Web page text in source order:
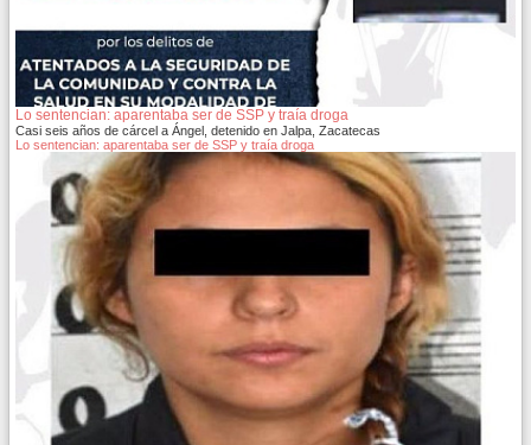
Lo sentencian: aparentaba ser de SSP y traía droga
Casi seis años de cárcel a Ángel, detenido en Jalpa, Zacatecas
Lo sentencian: aparentaba ser de SSP y traía droga